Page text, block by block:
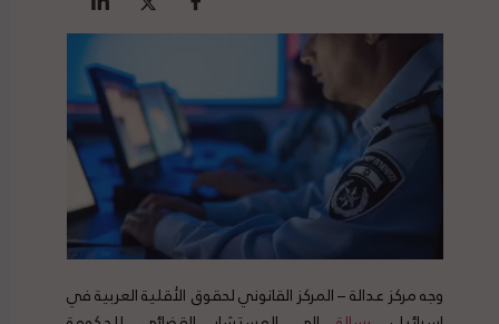
وجه مركز عدالة – المركز القانوني لحقوق الأقلية العربية في